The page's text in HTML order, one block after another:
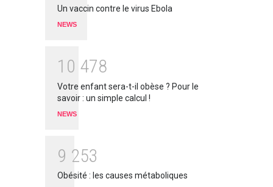
Un vaccin contre le virus Ebola
NEWS
1 0 478
Votre enfant sera-t-il obèse ? Pour le
savoir : un simple calcul !
NEWS
9 253
Obésité : les causes métaboliques